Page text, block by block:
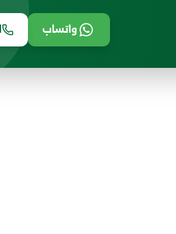
واتساب